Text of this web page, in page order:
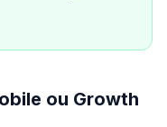
ou Growth